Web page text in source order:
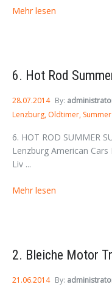
Mehr lesen
6. Hot Rod
28.07.2014 By:
Lenzburg Oldtimer
6. HOT ROD SUMMER
Lenzburg American
Liv ...
Mehr lesen
2. Bleiche Motor
21.06.2014 By: